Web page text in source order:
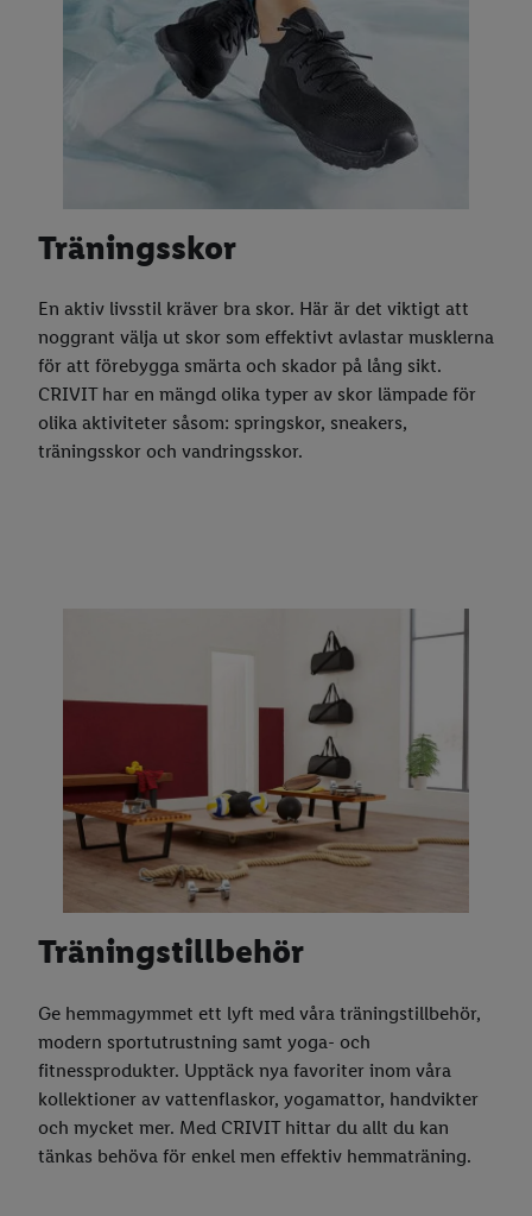
Träningsskor
En aktiv livsstil kräver bra skor. Här är det viktigt att
noggrant välja ut skor som effektivt avlastar musklerna
för att förebygga smärta och skador på lång sikt.
CRIVIT har en mängd olika typer av skor lämpade för
olika aktiviteter såsom: springskor, sneakers,
träningsskor och vandringsskor.
Träningstillbehör
Ge hemmagymmet ett lyft med våra träningstillbehör,
modern sportutrustning samt yoga- och
fitnessprodukter. Upptäck nya favoriter inom våra
kollektioner av vattenflaskor, yogamattor, handvikter
och mycket mer. Med CRIVIT hittar du allt du kan
tänkas behöva för enkel men effektiv hemmaträning.